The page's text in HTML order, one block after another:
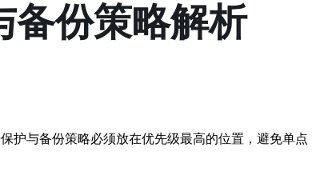
备份策略解析
护与备份策略必须放在优先级最高的位置，避免单点